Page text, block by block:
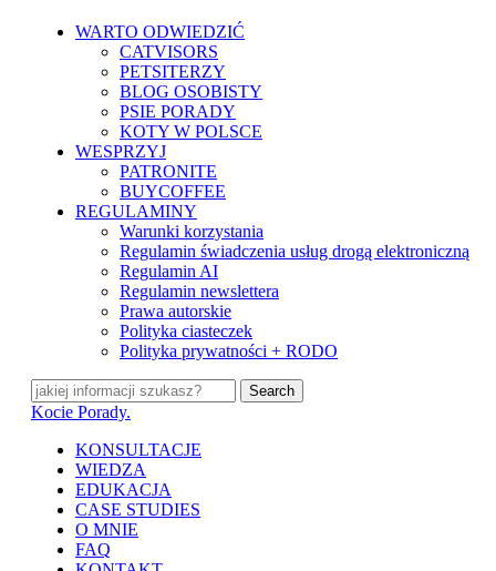
WARTO ODWIEDZIĆ
CATVISORS
PETSITERZY
BLOG OSOBISTY
PSIE PORADY
KOTY W POLSCE
WESPRZYJ
PATRONITE
BUYCOFFEE
REGULAMINY
Warunki korzystania
Regulamin świadczenia usług drogą elektroniczną
Regulamin AI
Regulamin newslettera
Prawa autorskie
Polityka ciasteczek
Polityka prywatności + RODO
Search
Close
Kocie Porady.
search
Menu
KONSULTACJE
WIEDZA
EDUKACJA
CASE STUDIES
O MNIE
FAQ